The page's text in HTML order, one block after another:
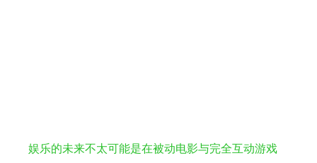
娱乐的未来不太可能是在被动电影与完全互动游戏